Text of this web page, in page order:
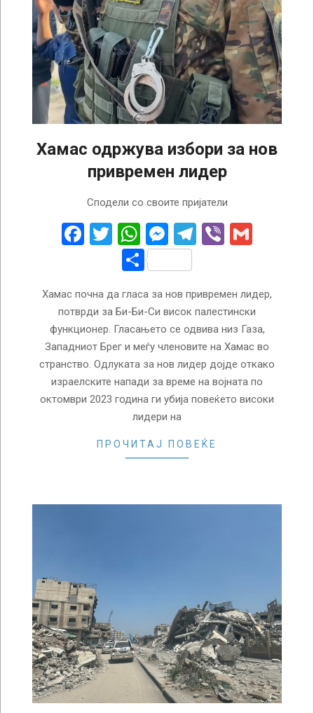
Хамас одржува избори за нов
привремен лидер
Сподели со своите пријатели
Facebook
Twitter
WhatsApp
Messenger
Telegram
Viber
Share
Хамас почна да гласа за нов привремен лидер,
потврди за Би-Би-Си висок палестински
функционер. Гласањето се одвива низ Газа,
Западниот Брег и меѓу членовите на Хамас во
странство. Одлуката за нов лидер дојде откако
израелските напади за време на војната по
октомври 2023 година ги убија повеќето високи
лидери на
ПРОЧИТАЈ ПОВЕЌЕ